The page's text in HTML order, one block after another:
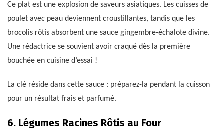
Ce plat est une explosion de saveurs asiatiques. Les cuisses de
poulet avec peau deviennent croustillantes, tandis que les
brocolis rôtis absorbent une sauce gingembre-échalote divine.
Une rédactrice se souvient avoir craqué dès la première
bouchée en cuisine d’essai !
La clé réside dans cette sauce : préparez-la pendant la cuisson
pour un résultat frais et parfumé.
6. Légumes Racines Rôtis au Four